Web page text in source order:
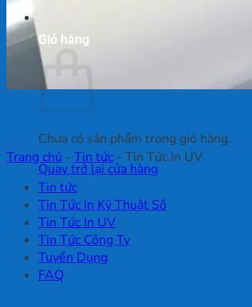
Giỏ hàng
Chưa có sản phẩm trong giỏ hàng.
Quay trở lại cửa hàng
Trang chủ - Tin tức - Tin Tức In UV
Tin tức
Tin Tức In Kỹ Thuật Số
Tin Tức In UV
Tin Tức Công Ty
Tuyển Dụng
FAQ